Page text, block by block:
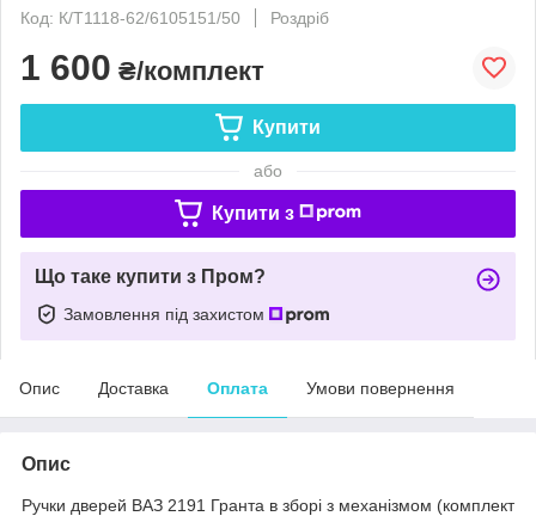
Код: К/Т1118-62/6105151/50
Роздріб
1 600 ₴/комплект
Купити
або
Купити з
Що таке купити з Пром?
Замовлення під захистом
Опис Доставка Оплата Умови повернення
Опис
Ручки дверей ВАЗ 2191 Гранта в зборі з механізмом (комплект